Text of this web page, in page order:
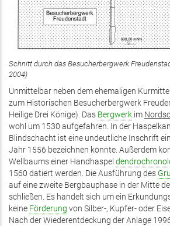
Schnitt durch das Besucherbergwerk
2004)
Unmittelbar neben dem ehemaligen
zum Historischen Besucherbergwerk
Heilige Drei Könige). Das Bergwerk im
wohl um 1530 aufgefahren. In der
Blindschacht ist eine undeutliche Inschrift
Jahr 1556 bezeichnen könnte. Außerdem
Wellbaums einer Handhaspel
1560 datiert werden. Die Ausführung des
auf eine zweite Bergbauphase in der Mitte
schließen. Es handelt sich um ein
keine Förderung von Silber-, Kupfer- oder
Nach der Wiederentdeckung der Anlage